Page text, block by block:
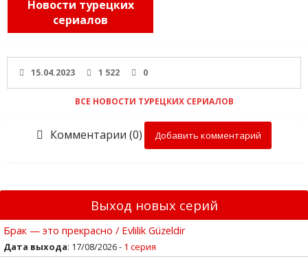
Новости турецких
сериалов
15.04.2023 1 522 0
ВСЕ НОВОСТИ ТУРЕЦКИХ СЕРИАЛОВ
Комментарии (0) Добавить комментарий
Выход новых серий
Брак — это прекрасно / Evlilik Güzeldir
Дата выхода: 17/08/2026 - 1 серия